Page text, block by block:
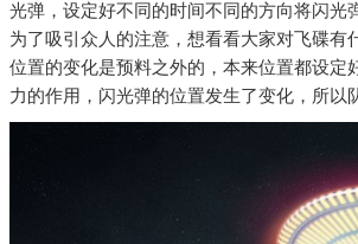
光弹，设定好不同的时间不同的方向将闪光
为了吸引众人的注意，想看看大家对飞碟有
位置的变化是预料之外的，本来位置都设定
力的作用，闪光弹的位置发生了变化，所以